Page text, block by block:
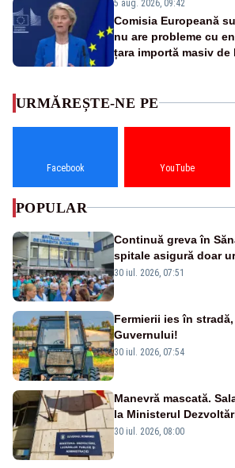
5 aug. 2026, 09:42
Comisia Europeană
nu are probleme cu
țara importă masiv de
URMĂREȘTE-NE PE
Facebook YouTube
POPULAR
Continuă greva în
spitale asigură doar
30 iul. 2026, 07:51
Fermierii ies în
Guvernului!
30 iul. 2026, 07:54
Manevră mascată.
la Ministerul
ies în stradă
30 iul. 2026, 08:00